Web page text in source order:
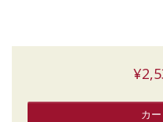
カ